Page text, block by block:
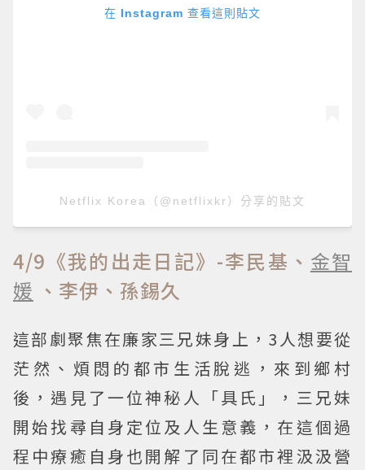
在 Instagram 查看這則貼文
Netflix Korea（@netflixkr）分享的貼文
4/9《我的出走日記》-李民基、 金智
媛 、李伊、孫錫久
這部劇聚焦在廉家三兄妹身上，3人想要從
茫然、煩悶的都市生活脫逃，來到鄉村
後，遇見了一位神秘人「具氏」，三兄妹
開始找尋自身定位及人生意義，在這個過
程中療癒自身也開解了同在都市裡汲汲營